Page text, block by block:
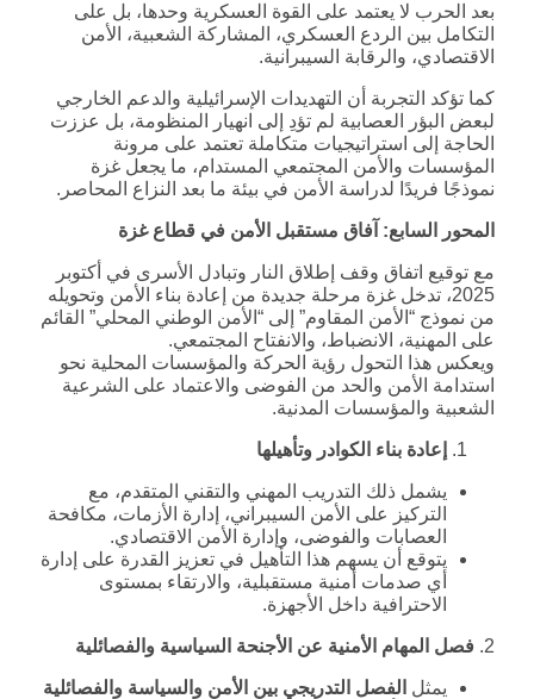
بعد الحرب لا يعتمد على القوة العسكرية وحدها، بل على
التكامل بين الردع العسكري، المشاركة الشعبية، الأمن
الاقتصادي، والرقابة السيبرانية.
كما تؤكد التجربة أن التهديدات الإسرائيلية والدعم الخارجي
لبعض البؤر العصابية لم تؤدِ إلى انهيار المنظومة، بل عززت
الحاجة إلى استراتيجيات متكاملة تعتمد على مرونة
المؤسسات والأمن المجتمعي المستدام، ما يجعل غزة
نموذجًا فريدًا لدراسة الأمن في بيئة ما بعد النزاع المحاصر.
المحور السابع: آفاق مستقبل الأمن في قطاع غزة
مع توقيع اتفاق وقف إطلاق النار وتبادل الأسرى في أكتوبر
2025، تدخل غزة مرحلة جديدة من إعادة بناء الأمن وتحويله
من نموذج “الأمن المقاوم” إلى “الأمن الوطني المحلي” القائم
على المهنية، الانضباط، والانفتاح المجتمعي.
ويعكس هذا التحول رؤية الحركة والمؤسسات المحلية نحو
استدامة الأمن والحد من الفوضى والاعتماد على الشرعية
الشعبية والمؤسسات المدنية.
إعادة بناء الكوادر وتأهيلها
يشمل ذلك التدريب المهني والتقني المتقدم، مع
التركيز على الأمن السيبراني، إدارة الأزمات، مكافحة
العصابات والفوضى، وإدارة الأمن الاقتصادي.
يتوقع أن يسهم هذا التأهيل في تعزيز القدرة على إدارة
أي صدمات أمنية مستقبلية، والارتقاء بمستوى
الاحترافية داخل الأجهزة.
2. فصل المهام الأمنية عن الأجنحة السياسية والفصائلية
يمثل الفصل التدريجي بين الأمن والسياسة والفصائلية